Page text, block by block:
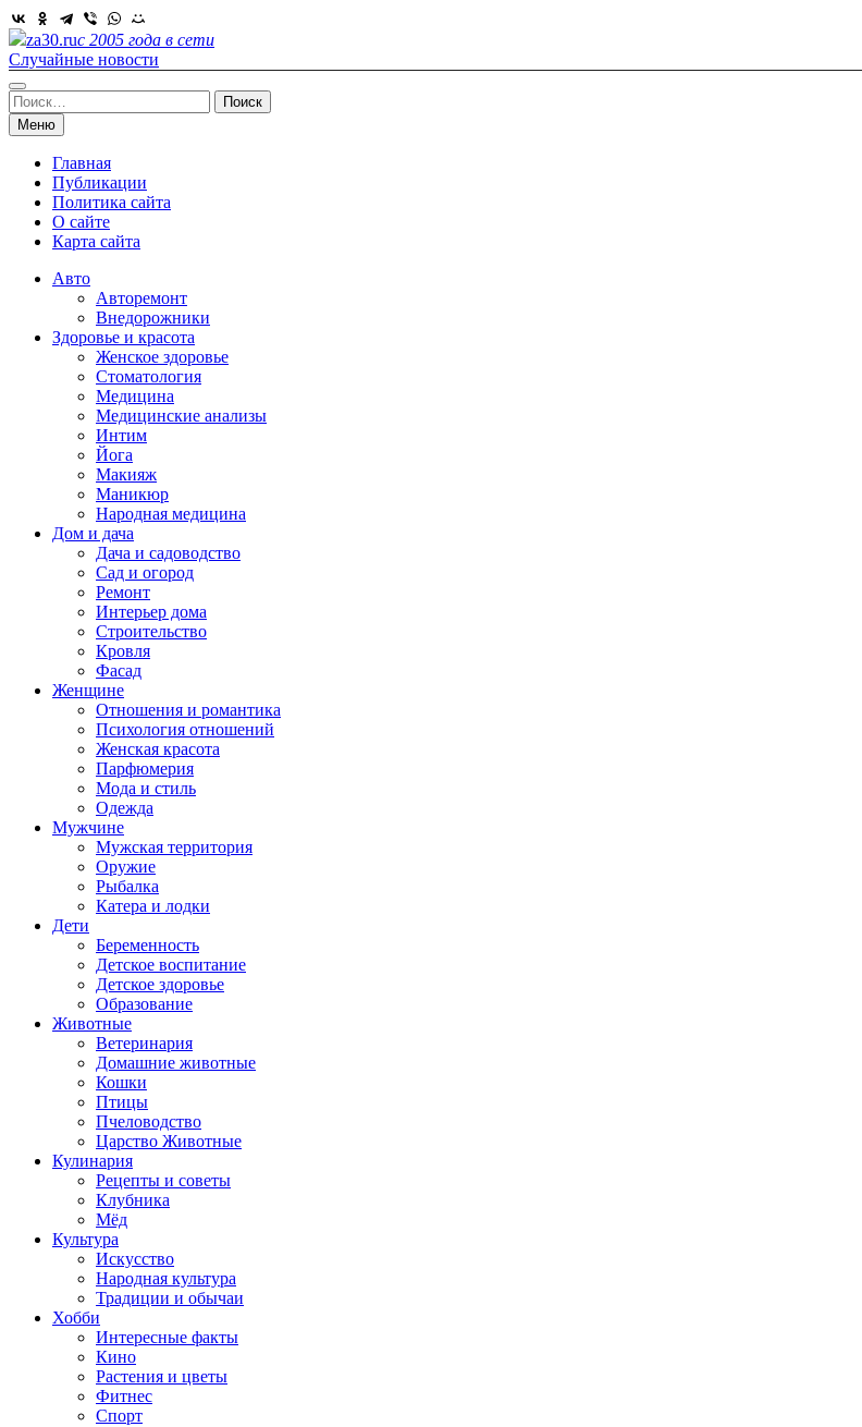
Skip
to
content
za30.ruс 2005 года в сети
Случайные новости
Найти:
Меню
Главная
Публикации
Политика сайта
О сайте
Карта сайта
Авто
Авторемонт
Внедорожники
Здоровье и красота
Женское здоровье
Стоматология
Медицина
Медицинские анализы
Интим
Йога
Макияж
Маникюр
Народная медицина
Дом и дача
Дача и садоводство
Сад и огород
Ремонт
Интерьер дома
Строительство
Кровля
Фасад
Женщине
Отношения и романтика
Психология отношений
Женская красота
Парфюмерия
Мода и стиль
Одежда
Мужчине
Мужская территория
Оружие
Рыбалка
Катера и лодки
Дети
Беременность
Детское воспитание
Детское здоровье
Образование
Животные
Ветеринария
Домашние животные
Кошки
Птицы
Пчеловодство
Царство Животные
Кулинария
Рецепты и советы
Клубника
Мёд
Культура
Искусство
Народная культура
Традиции и обычаи
Хобби
Интересные факты
Кино
Растения и цветы
Фитнес
Спорт